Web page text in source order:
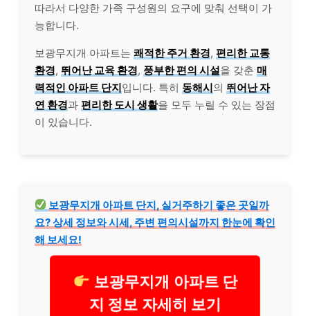
따라서 다양한 가족 구성원의 요구에 맞춰 선택이 가
능합니다.
보광무지개 아파트는 쾌적한 주거 환경, 편리한 교통
환경, 뛰어난 교육 환경, 풍부한 편의 시설을 갖춘 매
력적인 아파트 단지입니다. 특히 동해시의 뛰어난 자
연 환경과 편리한 도시 생활을 모두 누릴 수 있는 장점
이 있습니다.
보광무지개 아파트 단지, 실거주하기 좋은 곳일까
요? 상세 정보와 시세, 주변 편의시설까지 한눈에 확인
해 보세요!
보광무지개 아파트 단
지 정보 자세히 보기